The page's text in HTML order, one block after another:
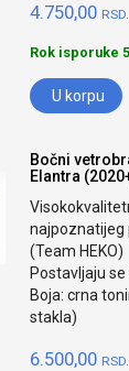
4.750,00 RSD.
Rok isporuke
U korpu
Bočni
Elantra
najpoznatijeg
(Team HEKO)
Postavljaju
Boja: crna
stakla)
6.500,00 RSD.